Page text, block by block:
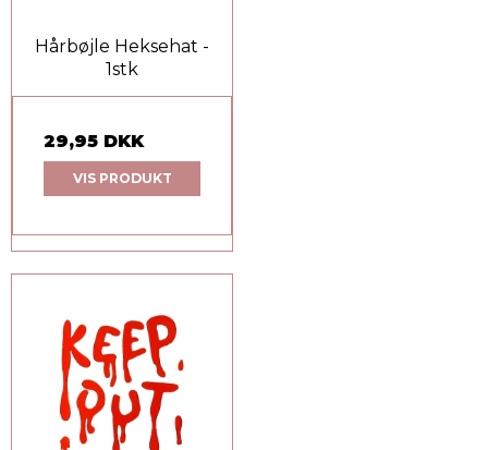
Hårbøjle Heksehat -
1stk
29,95 DKK
VIS PRODUKT